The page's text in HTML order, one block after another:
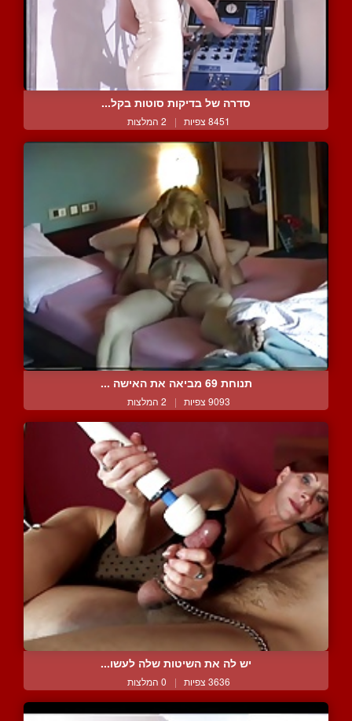
סדרה של בדיקות סוטות בקל...
8451 צפיות | 2 המלצות
תנוחת 69 מביאה את האישה ...
9093 צפיות | 2 המלצות
יש לה את השיטות שלה לעשו...
3636 צפיות | 0 המלצות